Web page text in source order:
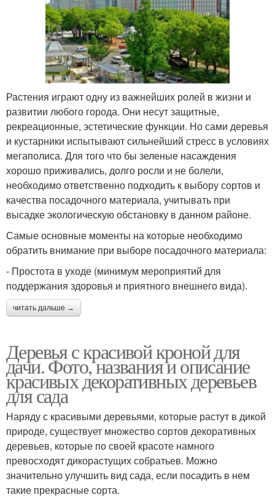
Растения играют одну из важнейших ролей в жизни и
развитии любого города. Они несут защитные,
рекреационные, эстетические функции. Но сами деревья
и кустарники испытывают сильнейший стресс в условиях
мегаполиса. Для того что бы зеленые насаждения
хорошо приживались, долго росли и не болели,
необходимо ответственно подходить к выбору сортов и
качества посадочного материала, учитывать при
высадке экологическую обстановку в данном районе.
Самые основные моменты на которые необходимо
обратить внимание при выборе посадочного материала:
- Простота в уходе (минимум мероприятий для
поддержания здоровья и приятного внешнего вида).
читать дальше →
Деревья с красивой кроной для
дачи. Фото, названия и описание
красивых декоративных деревьев
для сада
Наряду с красивыми деревьями, которые растут в дикой
природе, существует множество сортов декоративных
деревьев, которые по своей красоте намного
превосходят дикорастущих собратьев. Можно
значительно улучшить вид сада, если посадить в нем
такие прекрасные сорта.